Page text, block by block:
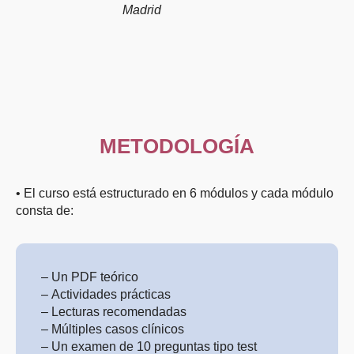
Madrid
METODOLOGÍA
• El curso está estructurado en 6 módulos y cada módulo
consta de:
– Un PDF teórico
– Actividades prácticas
– Lecturas recomendadas
– Múltiples casos clínicos
– Un examen de 10 preguntas tipo test